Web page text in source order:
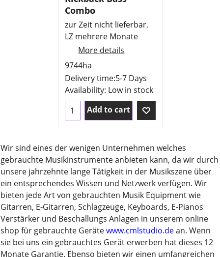
Combo
zur Zeit nicht lieferbar,
LZ mehrere Monate
More details
9744ha
Delivery time:5-7 Days
Availability: Low in stock
Add to cart
Wir sind eines der wenigen Unternehmen welches
gebrauchte Musikinstrumente anbieten kann, da wir durch
unsere jahrzehnte lange Tätigkeit in der Musikszene über
ein entsprechendes Wissen und Netzwerk verfügen. Wir
bieten jede Art von gebrauchten Musik Equipment wie
Gitarren, E-Gitarren, Schlagzeuge, Keyboards, E-Pianos
Verstärker und Beschallungs Anlagen in unserem online
shop für gebrauchte Gerätewww.cmlstudio.dean. Wenn
sie bei uns ein gebrauchtes Gerät erwerben hat dieses 12
Monate Garantie. Ebenso bieten wir einen umfangreichen